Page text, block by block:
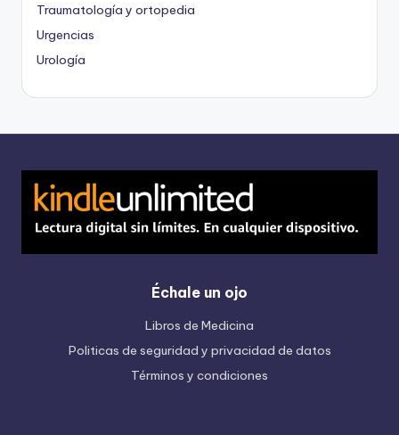
Traumatología y ortopedia
Urgencias
Urología
Échale un ojo
Libros de Medicina
Politicas de seguridad y privacidad de datos
Términos y condiciones